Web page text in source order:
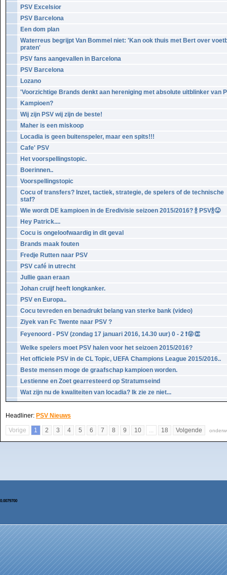
PSV Excelsior
PSV Barcelona
Een dom plan
Waterreus begrijpt Van Bommel niet: 'Kan ook thuis met Bert over
praten'
PSV fans aangevallen in Barcelona
PSV Barcelona
Lozano
'Voorzichtige Brands denkt aan hereniging met absolute uitblinker van
Kampioen?
Wij zijn PSV wij zijn de beste!
Maher is een miskoop
Locadia is geen buitenspeler, maar een spits!!!
Cafe' PSV
Het voorspellingstopic.
Boerinnen..
Voorspellingstopic
Cocu of transfers? Inzet, tactiek, strategie, de spelers of de technische
staf?
Wie wordt DE kampioen in de Eredivisie seizoen 2015/2016? 🍾 PSV🍾😝
Hey Patrick....
Cocu is ongeloofwaardig in dit geval
Brands maak fouten
Fredje Rutten naar PSV
PSV café in utrecht
Jullie gaan eraan
Johan cruijf heeft longkanker.
PSV en Europa..
Cocu tevreden en benadrukt belang van sterke bank (video)
Ziyek van Fc Twente naar PSV ?
Feyenoord - PSV (zondag 17 januari 2016, 14.30 uur) 0 - 2 ❗️😝👏
Welke spelers moet PSV halen voor het seizoen 2015/2016?
Het officiele PSV in de CL Topic, UEFA Champions League 2015/2016..
Beste mensen moge de graafschap kampioen worden.
Lestienne en Zoet gearresteerd op Stratumseind
Wat zijn nu de kwaliteiten van locadia? Ik zie ze niet...
Headliner: PSV Nieuws
Vorige 1 2 3 4 5 6 7 8 9 10 ... 18 Volgende
0.0079700